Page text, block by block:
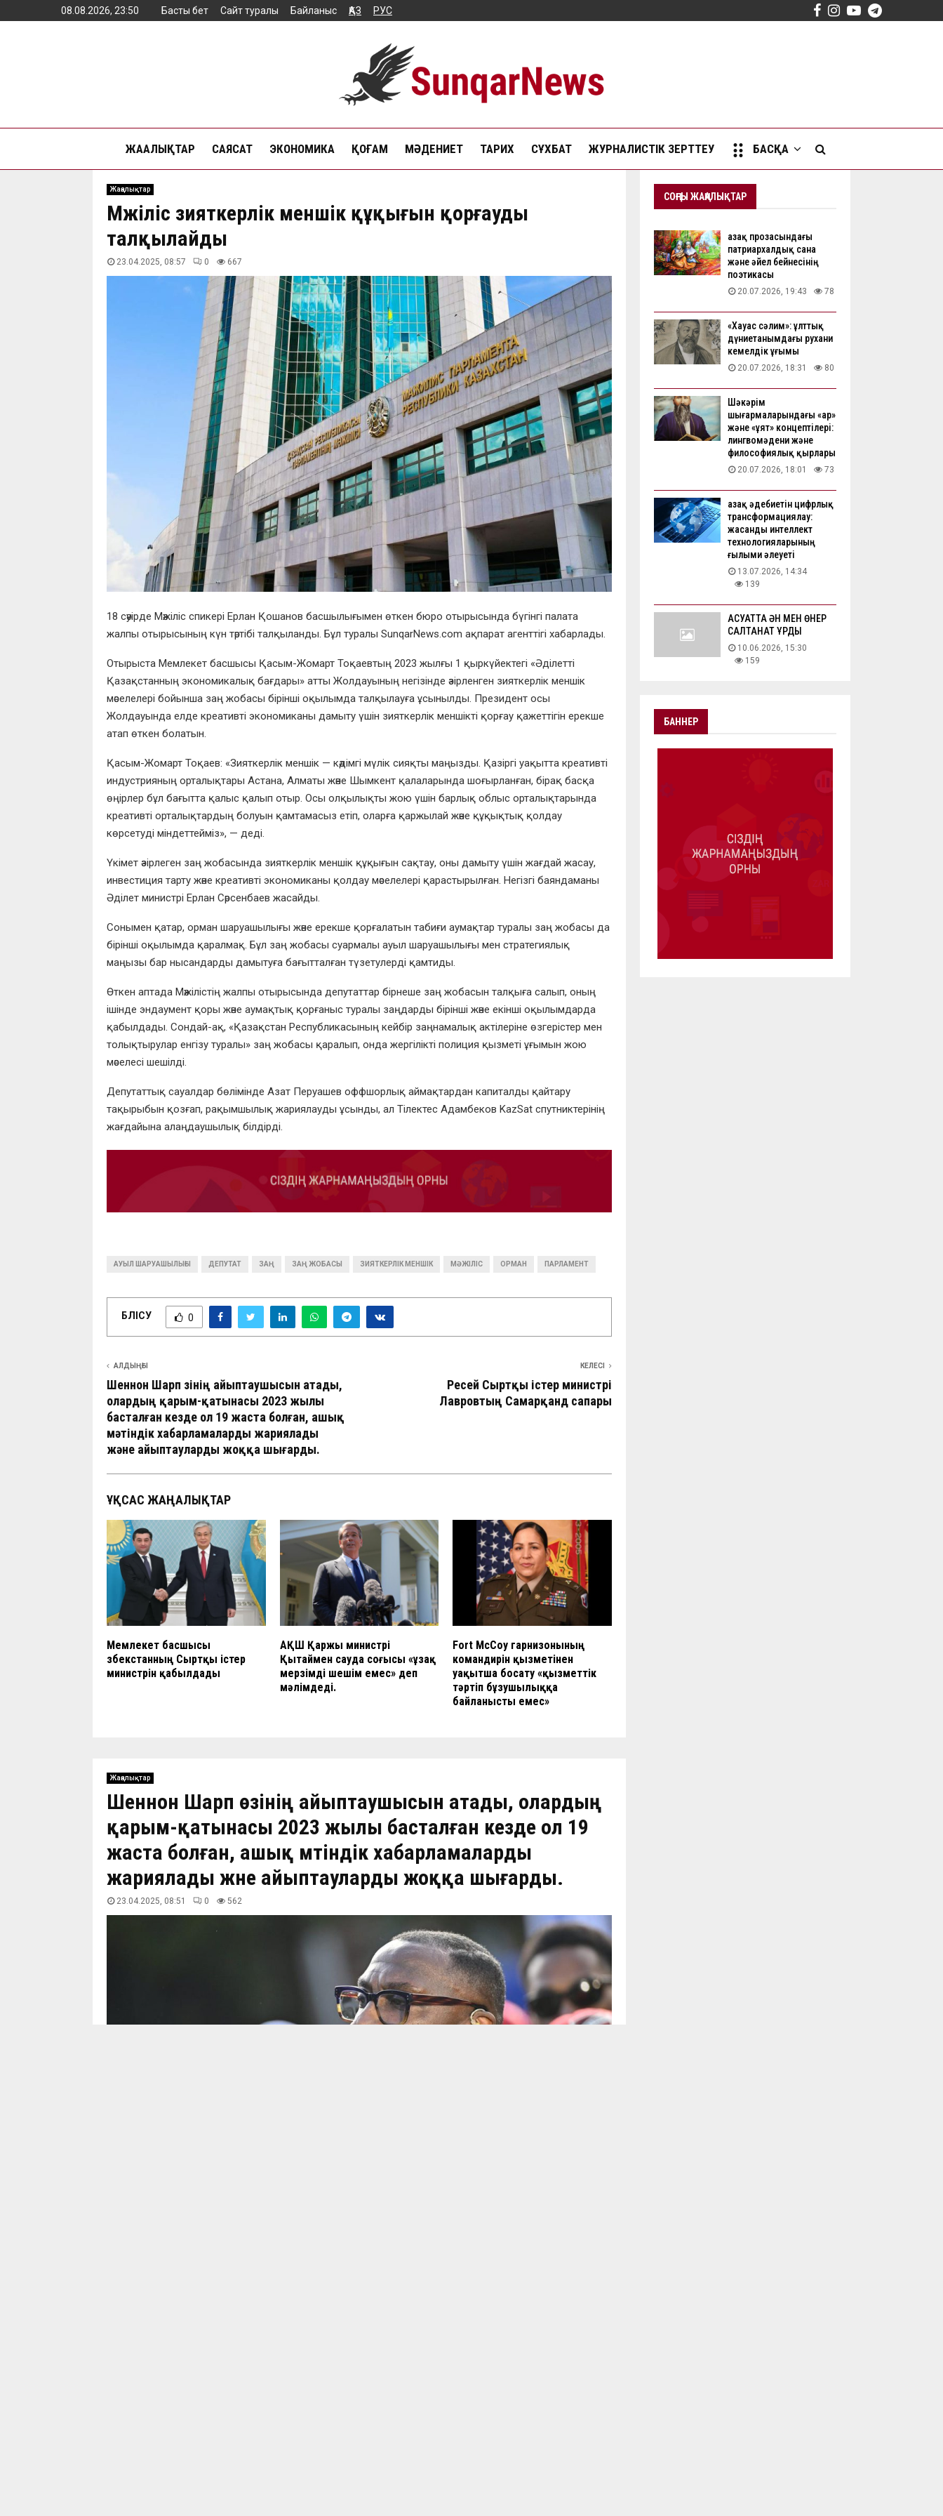
08.08.2026, 23:50 Басты бет Сайт туралы Байланыс ҚАЗ РУС Facebook
Instagram
YoutubeTelegram
ЖАҢАЛЫҚТАР САЯСАТ ЭКОНОМИКА ҚОҒАМ МӘДЕНИЕТ ТАРИХ СҰХБАТ ЖУРНАЛИСТІК ЗЕРТТЕУ БАСҚА
Жаңалықтар
Мәжіліс зияткерлік меншік құқығын қорғауды
талқылайды
23.04.2025, 08:57 0 667
18 сәуірде Мәжіліс спикері Ерлан Қошанов басшылығымен өткен бюро отырысында бүгінгі палата
жалпы отырысының күн тәртібі талқыланды. Бұл туралы SunqarNews.com ақпарат агенттігі хабарлады.
Отырыста Мемлекет басшысы Қасым-Жомарт Тоқаевтың 2023 жылғы 1 қыркүйектегі «Әділетті
Қазақстанның экономикалық бағдары» атты Жолдауының негізінде әзірленген зияткерлік меншік
мәселелері бойынша заң жобасы бірінші оқылымда талқылауға ұсынылды. Президент осы
Жолдауында елде креативті экономиканы дамыту үшін зияткерлік меншікті қорғау қажеттігін ерекше
атап өткен болатын.
Қасым-Жомарт Тоқаев: «Зияткерлік меншік — кәдімгі мүлік сияқты маңызды. Қазіргі уақытта креативті
индустрияның орталықтары Астана, Алматы және Шымкент қалаларында шоғырланған, бірақ басқа
өңірлер бұл бағытта қалыс қалып отыр. Осы олқылықты жою үшін барлық облыс орталықтарында
креативті орталықтардың болуын қамтамасыз етіп, оларға қаржылай және құқықтық қолдау
көрсетуді міндеттейміз», — деді.
Үкімет әзірлеген заң жобасында зияткерлік меншік құқығын сақтау, оны дамыту үшін жағдай жасау,
инвестиция тарту және креативті экономиканы қолдау мәселелері қарастырылған. Негізгі баяндаманы
Әділет министрі Ерлан Сәрсенбаев жасайды.
Сонымен қатар, орман шаруашылығы және ерекше қорғалатын табиғи аумақтар туралы заң жобасы да
бірінші оқылымда қаралмақ. Бұл заң жобасы суармалы ауыл шаруашылығы мен стратегиялық
маңызы бар нысандарды дамытуға бағытталған түзетулерді қамтиды.
Өткен аптада Мәжілістің жалпы отырысында депутаттар бірнеше заң жобасын талқыға салып, оның
ішінде эндаумент қоры және аумақтық қорғаныс туралы заңдарды бірінші және екінші оқылымдарда
қабылдады. Сондай-ақ, «Қазақстан Республикасының кейбір заңнамалық актілеріне өзгерістер мен
толықтырулар енгізу туралы» заң жобасы қаралып, онда жергілікті полиция қызметі ұғымын жою
мәселесі шешілді.
Депутаттық сауалдар бөлімінде Азат Перуашев оффшорлық аймақтардан капиталды қайтару
тақырыбын қозғап, рақымшылық жариялауды ұсынды, ал Тілектес Адамбеков KazSat спутниктерінің
жағдайына алаңдаушылық білдірді.
АУЫЛ ШАРУАШЫЛЫҒЫ ДЕПУТАТ ЗАҢ ЗАҢ ЖОБАСЫ ЗИЯТКЕРЛІК МЕНШІК МӘЖІЛІС ОРМАН ПАРЛАМЕНТ
БӨЛІСУ 0
АЛДЫҢҒЫ
Шеннон Шарп өзінің айыптаушысын атады,
олардың қарым-қатынасы 2023 жылы
басталған кезде ол 19 жаста болған, ашық
мәтіндік хабарламаларды жариялады
және айыптауларды жоққа шығарды.
КЕЛЕСІ
Ресей Сыртқы істер министрі
Лавровтың Самарқанд сапары
ҰҚСАС ЖАҢАЛЫҚТАР
Мемлекет басшысы
Өзбекстанның Сыртқы істер
министрін қабылдады
АҚШ Қаржы министрі
Қытаймен сауда соғысы «ұзақ
мерзімді шешім емес» деп
мәлімдеді.
Fort McCoy гарнизонының
командирін қызметінен
уақытша босату «қызметтік
тәртіп бұзушылыққа
байланысты емес»
Жаңалықтар
Шеннон Шарп өзінің айыптаушысын атады, олардың
қарым-қатынасы 2023 жылы басталған кезде ол 19
жаста болған, ашық мәтіндік хабарламаларды
жариялады және айыптауларды жоққа шығарды.
23.04.2025, 08:51 0 563
СОҢҒЫ ЖАҢАЛЫҚТАР
Қазақ прозасындағы
патриархалдық сана
және әйел бейнесінің
поэтикасы
20.07.2026, 19:43 78
«Хауас сәлим»: ұлттық
дүниетанымдағы рухани
кемелдік ұғымы
20.07.2026, 18:31 80
Шәкәрім
шығармаларындағы «ар»
және «ұят» концептілері:
лингвомәдени және
философиялық қырлары
20.07.2026, 18:01 73
Қазақ әдебиетін цифрлық
трансформациялау:
жасанды интеллект
технологияларының
ғылыми әлеуеті
13.07.2026, 14:34
139
АҚСУАТТА ӘН МЕН ӨНЕР
САЛТАНАТ ҚҰРДЫ
10.06.2026, 15:30
159
БАННЕР